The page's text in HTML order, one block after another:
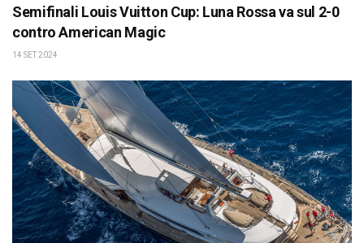
Semifinali Louis Vuitton Cup: Luna Rossa va sul 2-0
contro American Magic
14 SET 2024